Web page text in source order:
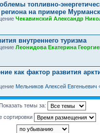
топливно-
региона на примере
Чекавинский Александр
внутреннего туризма
Леонидова Екатерина
как фактор развития
Мельников Алексей Евгеньевич
Показать темы за:
сортировки